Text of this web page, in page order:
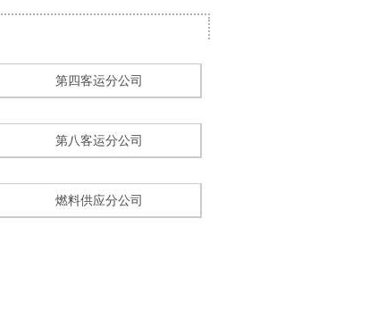
第四客运分公司
第八客运分公司
燃料供应分公司